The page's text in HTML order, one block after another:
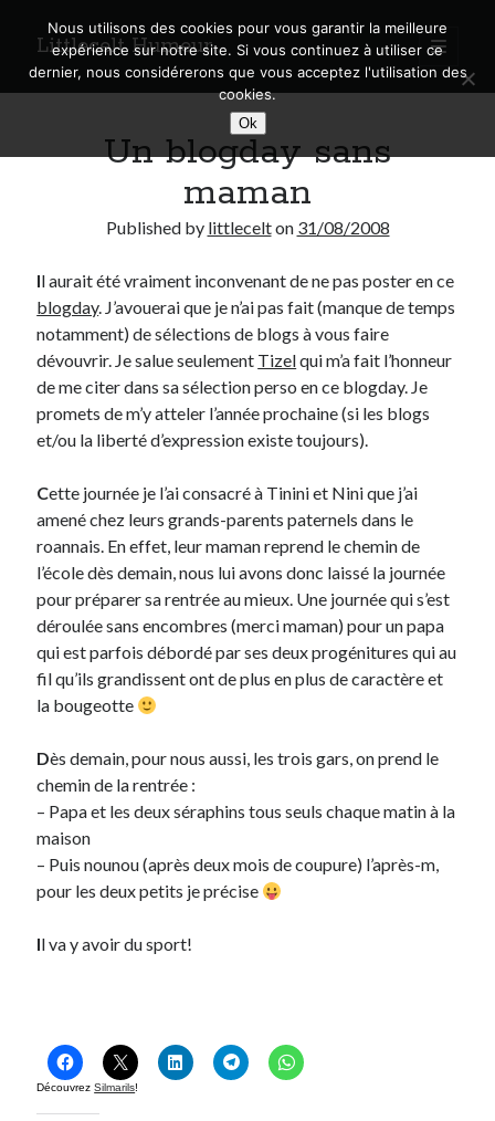
Littlecelt Humeur
open
primary
menu
Sidebar
Derniers articles
Municipales 2026 : Lyon, Métropole et Caluire, mon choix pour l’avenir
Explorez les Chemins Enchantés à Vélo : Aventures Familiales près de
Lyon !
Quel Lyonnais es-tu, Renaud Ducher ?
A quand une véritable place pour le vélo à Caluire dans la Métropole de
Lyon ?
Derniers Commentaires
Entretien ménager
T’as vu quoi ? #52
JFdansC’était pas mieux avant… à Lyon
littlecelt
dansComment j’ai opéré ma vélorution toute personnelle
Anthony
Comment j’ai opéré ma vélorution toute personnelle
Renaud Ducher
dans
personnelle
Commentaires récents
Entretien ménager
JFdansC’était pas mieux avant… à Lyon
littleceltdansComment j’ai opéré ma vélorution toute personnelle
Renaud DucherdansComment j’ai opéré ma vélorution toute
On parle de quoi ?
A Lyon
Bon plan du dimanche
Un blogday sans
maman
Published by littlecelton 31/08/2008
Il aurait été vraiment inconvenant de ne pas poster en ce
blogday. J’avouerai que je n’ai pas fait (manque de temps
notamment) de sélections de blogs à vous faire
dévouvrir. Je salue seulement Tizelqui m’a fait l’honneur
de me citer dans sa sélection perso en ce blogday. Je
promets de m’y atteler l’année prochaine (si les blogs
et/ou la liberté d’expression existe toujours).
Cette journée je l’ai consacré à Tinini et Nini que j’ai
amené chez leurs grands-parents paternels dans le
roannais. En effet, leur maman reprend le chemin de
l’école dès demain, nous lui avons donc laissé la journée
pour préparer sa rentrée au mieux. Une journée qui s’est
déroulée sans encombres (merci maman) pour un papa
qui est parfois débordé par ses deux progénitures qui au
fil qu’ils grandissent ont de plus en plus de caractère et
la bougeotte
Dès demain, pour nous aussi, les trois gars, on prend le
chemin de la rentrée :
– Papa et les deux séraphins tous seuls chaque matin à la
maison
– Puis nounou (après deux mois de coupure) l’après-m,
pour les deux petits je précise
Il va y avoir du sport!
DécouvrezSilmarils!
Nous utilisons des cookies pour vous garantir la meilleure
expérience sur notre site. Si vous continuez à utiliser ce
dernier, nous considérerons que vous acceptez l'utilisation des
cookies.
Ok